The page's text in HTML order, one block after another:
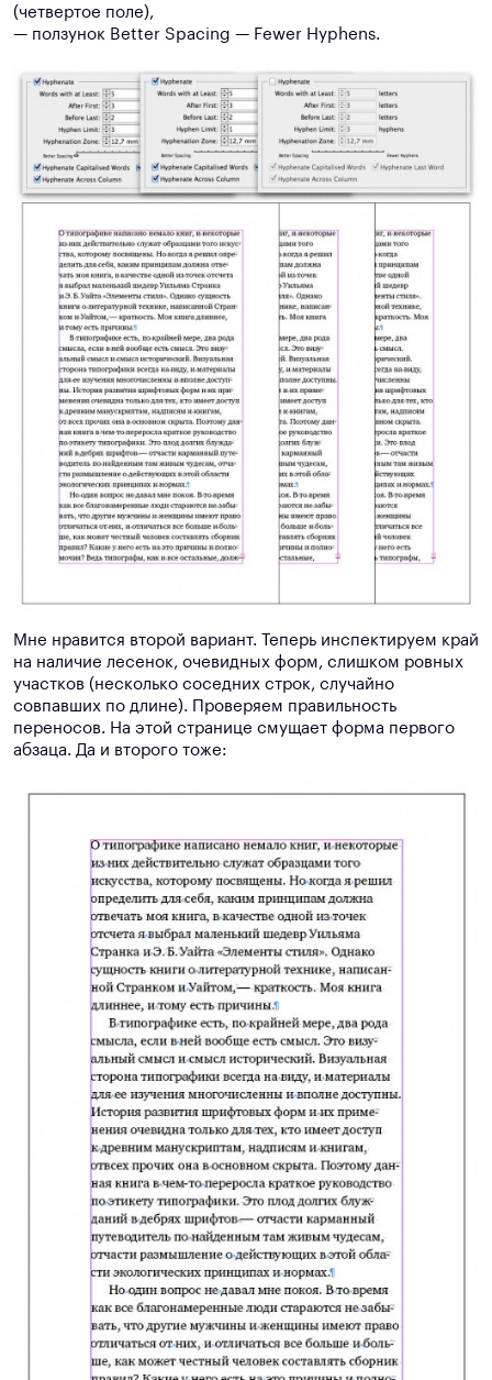
(четвертое поле),
— ползунок Better Spacing — Fewer Hyphens.
Мне нравится второй вариант. Теперь инспектируем край
на наличие лесенок, очевидных форм, слишком ровных
участков (несколько соседних строк, случайно
совпавших по длине). Проверяем правильность
переносов. На этой странице смущает форма первого
абзаца. Да и второго тоже: